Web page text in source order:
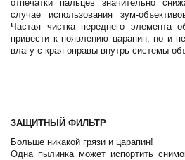
отпечатки пальцев значительно
случае использования зум-
Частая чистка переднего элемента
привести к появлению царапин, но и
влагу с края оправы внутрь системы
ЗАЩИТНЫЙ ФИЛЬТР
Больше никакой грязи и царапин!
Одна пылинка может испортить